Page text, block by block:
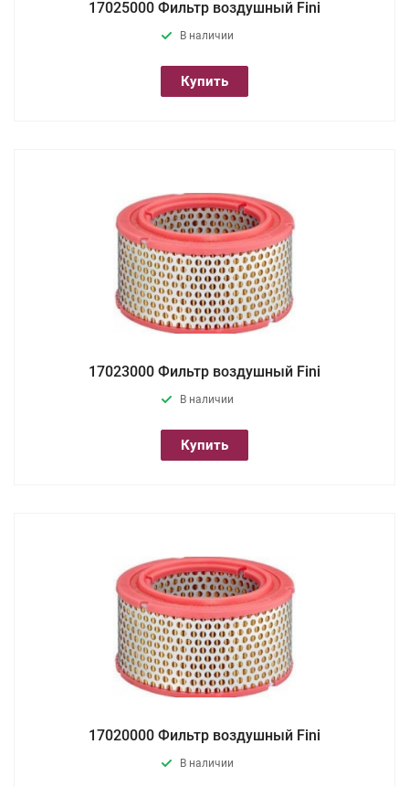
17025000 Фильтр воздушный Fini
В наличии
Купить
17023000 Фильтр воздушный Fini
В наличии
Купить
17020000 Фильтр воздушный Fini
В наличии